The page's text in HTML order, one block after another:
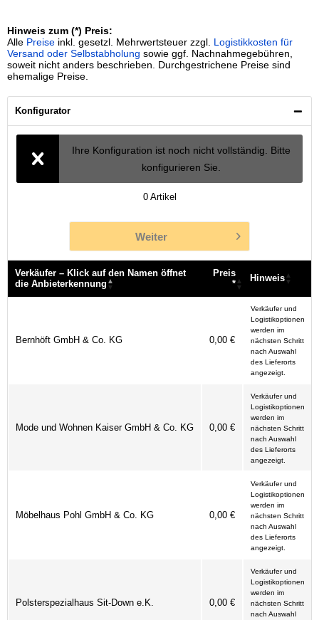
Hinweis zum (*) Preis:
Alle Preise inkl. gesetzl. Mehrwertsteuer zzgl. Logistikkosten für
Versand oder Selbstabholung sowie ggf. Nachnahmegebühren,
soweit nicht anders beschrieben. Durchgestrichene Preise sind
ehemalige Preise.
Konfigurator
Ihre Konfiguration ist noch nicht vollständig. Bitte
konfigurieren Sie.
0 Artikel
Weiter
Verkäufer – Klick auf den Namen öffnet
die Anbieterkennung
Preis
*
Hinweis
Bernhöft GmbH & Co. KG 0,00 €
Verkäufer und
Logistikoptionen
werden im
nächsten Schritt
nach Auswahl
des Lieferorts
angezeigt.
Mode und Wohnen Kaiser GmbH & Co. KG 0,00 €
Verkäufer und
Logistikoptionen
werden im
nächsten Schritt
nach Auswahl
des Lieferorts
angezeigt.
Möbelhaus Pohl GmbH & Co. KG 0,00 €
Verkäufer und
Logistikoptionen
werden im
nächsten Schritt
nach Auswahl
des Lieferorts
angezeigt.
Polsterspezialhaus Sit-Down e.K. 0,00 €
Verkäufer und
Logistikoptionen
werden im
nächsten Schritt
nach Auswahl